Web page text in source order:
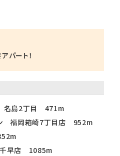
パート！
名島2丁目 471m
ン 福岡箱崎7丁目店 952m
千早店 1085m